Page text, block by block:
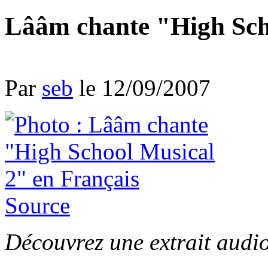
Lââm chante "High
Par seb le 12/09/2007
Source
Découvrez une extrait